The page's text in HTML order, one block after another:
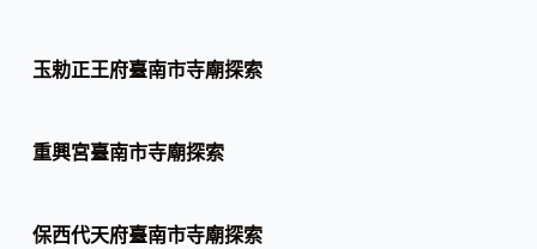
玉勅正王府臺南市寺廟探索
重興宮臺南市寺廟探索
保西代天府臺南市寺廟探索